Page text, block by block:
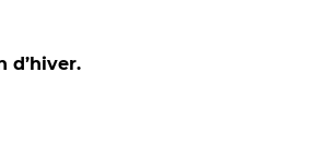
d’hiver.